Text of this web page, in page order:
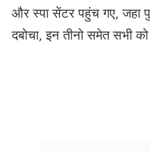
और स्पा सेंटर पहुंच गए, जहा
दबोचा, इन तीनो समेत सभी